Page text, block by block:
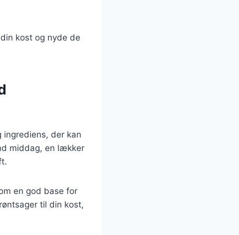
kost og nyde de
ingrediens, der kan
middag, en lækker
en god base for
til din kost,